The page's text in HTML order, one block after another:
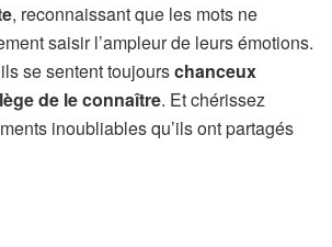
, reconnaissant que les mots ne
saisir l’ampleur de leurs émotions.
se sentent toujourschanceux
de le connaître. Et chérissez
inoubliables qu’ils ont partagés